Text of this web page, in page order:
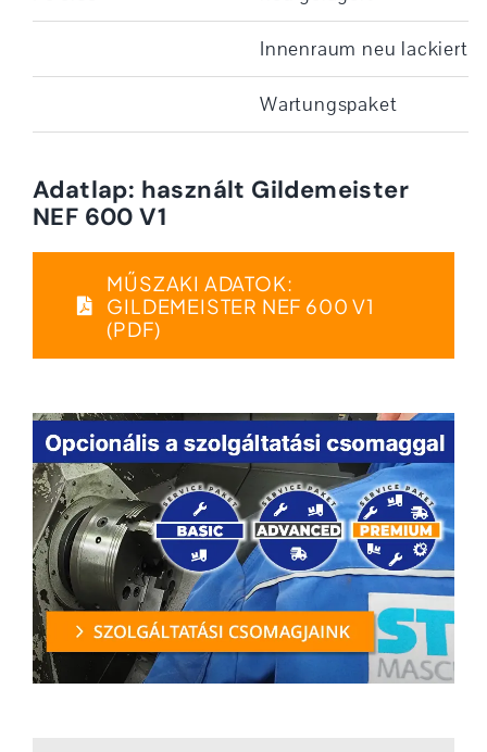
Innenraum neu lackiert
Wartungspaket
Adatlap: használt Gildemeister
NEF 600 V1
MŰSZAKI ADATOK:
GILDEMEISTER NEF 600 V1
(PDF)